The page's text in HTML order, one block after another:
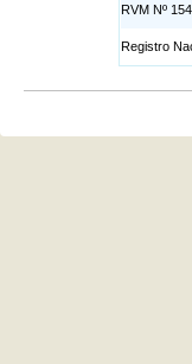
RVM Nº
Registro